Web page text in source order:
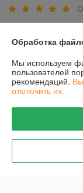
О нас
Обработка
Мы используем
пользователей
рекомендаций.
отключить их.